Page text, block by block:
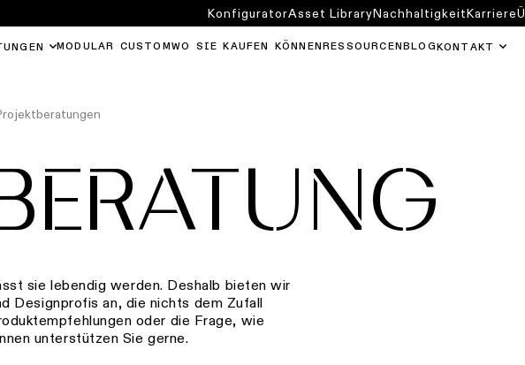
MODULAR CUSTOM WO SIE KAUFEN KÖNNEN RESSOURCEN BLOG KONTAKT
KonfiguratorAsset LibraryNachhaltigkeitKarriere
sie lebendig werden. Deshalb bieten wir
Designprofis an, die nichts dem Zufall
oder die Frage, wie
unterstützen Sie gerne.